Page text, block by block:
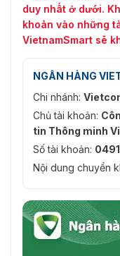
duy nhất ở dưới.
khoản vào những
VietnamSmart sẽ
NGÂN HÀNG
Chi nhánh:
Chủ tài khoản:
tin Thông minh
Số tài khoản:
Nội dung chuyển